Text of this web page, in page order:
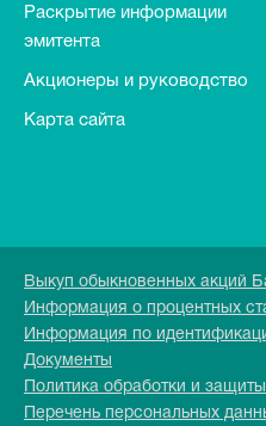
Раскрытие информации
эмитента
Акционеры и руководство
Карта сайта
Выкуп обыкновенных акций
Информация о процентных
Информация по
Документы
Политика обработки и
Перечень персональных